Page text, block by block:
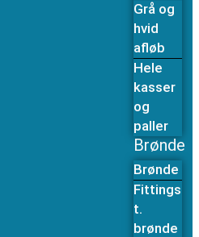
Grå og
hvid
afløb
Hele
kasser
og
paller
Brønde
Brønde
Fittings
t.
brønde